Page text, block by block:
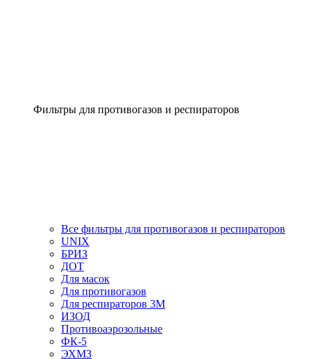
Фильтры для противогазов и респираторов
Все фильтры для противогазов и респираторов
UNIX
БРИЗ
ДОТ
Для масок
Для противогазов
Для респираторов 3М
ИЗОД
Противоаэрозольные
ФК-5
ЭХМЗ